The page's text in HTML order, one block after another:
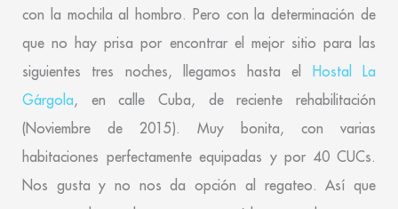
con la mochila al hombro. Pero con la determinación de
que no hay prisa por encontrar el mejor sitio para las
siguientes tres noches, llegamos hasta el
Hostal La
Gárgola, en calle Cuba, de reciente rehabilitación
(Noviembre de 2015). Muy bonita, con varias
habitaciones perfectamente equipadas y por 40 CUCs.
Nos gusta y no nos da opción al regateo. Así que